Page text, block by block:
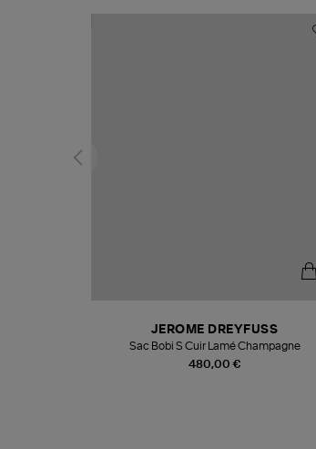
480,00 €
JEROME DREYFUSS
Sac Bobi S Cuir Lamé Champagne